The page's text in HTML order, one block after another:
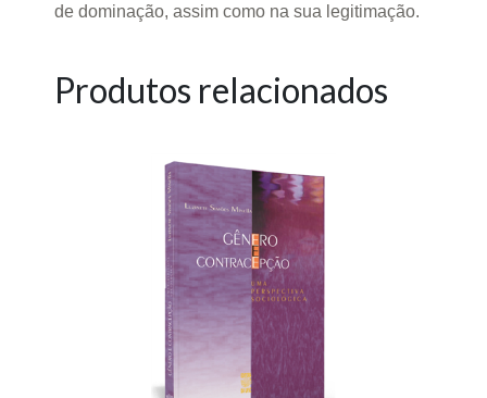
de dominação, assim como na sua legitimação.
Produtos relacionados